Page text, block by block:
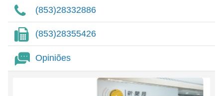
(853)28332886
(853)28355426
Opiniões